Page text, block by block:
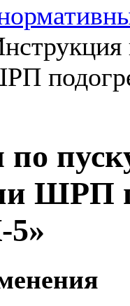
ШРП